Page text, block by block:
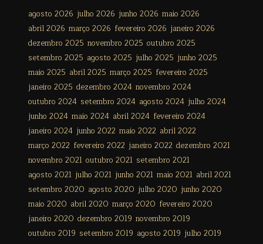
agosto 2026 julho 2026 junho 2026 maio 2026
abril 2026 março 2026 fevereiro 2026 janeiro 2026
dezembro 2025 novembro 2025 outubro 2025
setembro 2025 agosto 2025 julho 2025 junho 2025
maio 2025 abril 2025 março 2025 fevereiro 2025
janeiro 2025 dezembro 2024 novembro 2024
outubro 2024 setembro 2024 agosto 2024 julho 2024
junho 2024 maio 2024 abril 2024 fevereiro 2024
janeiro 2024 junho 2022 maio 2022 abril 2022
março 2022 fevereiro 2022 janeiro 2022 dezembro 2021
novembro 2021 outubro 2021 setembro 2021
agosto 2021 julho 2021 junho 2021 maio 2021 abril 2021
setembro 2020 agosto 2020 julho 2020 junho 2020
maio 2020 abril 2020 março 2020 fevereiro 2020
janeiro 2020 dezembro 2019 novembro 2019
outubro 2019 setembro 2019 agosto 2019 julho 2019